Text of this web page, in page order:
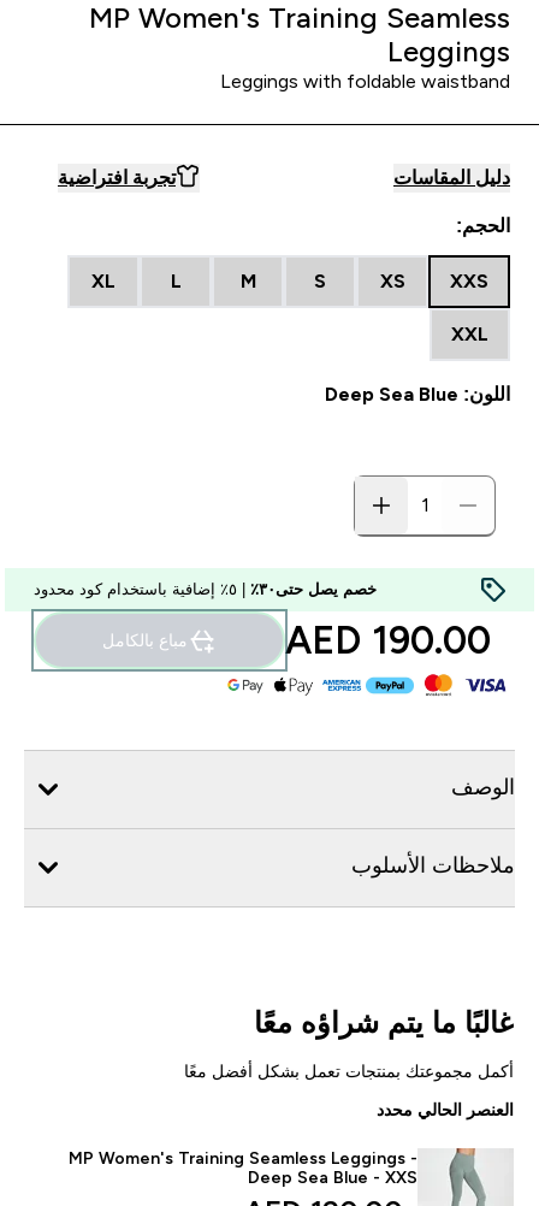
MP Women's Training Seamless
Leggings
Leggings with foldable waistband
دليل المقاسات تجربة افتراضية
الحجم:
XXS
XS
S
M
L
XL
XXL
اللون: Deep Sea Blue
خصم يصل حتى٣٠٪
190.00 AED‎ مباع بالكامل
الوصف
ملاحظات الأسلوب
غالبًا ما يتم شراؤه معًا
أكمل مجموعتك بمنتجات تعمل بشكل أفضل معًا
العنصر الحالي محدد
MP Women's Training Seamless Leggings -
Deep Sea Blue - XXS